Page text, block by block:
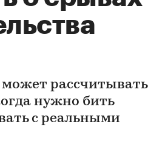
может рассчитывать
нужно бить
с реальными